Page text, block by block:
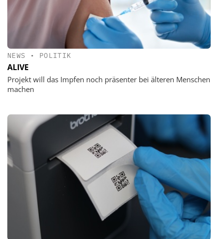
NEWS • POLITIK
ALIVE
Projekt will das Impfen noch präsenter bei älteren Menschen
machen